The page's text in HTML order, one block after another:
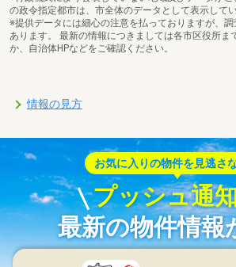
の政令指定都市は、市全体のデータとして表示してい
※提供データには細心の注意を払っておりますが、
あります。 最新の情報につきましては各市区役所ま
か、自治体HPなどをご確認ください。
情報の見方
お気に入りの物件を見逃さ
プッシュ通
最新の物件情報